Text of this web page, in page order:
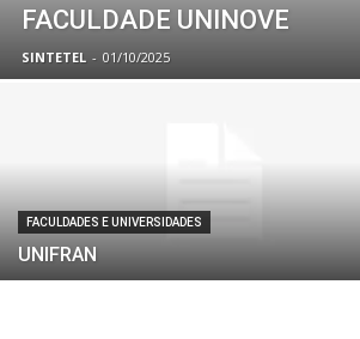
FACULDADE UNINOVE
SINTETEL - 01/10/2025
FACULDADES E UNIVERSIDADES
UNIFRAN